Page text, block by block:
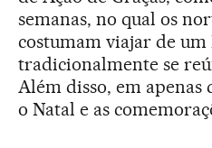
semanas, no qual os
costumam viajar de um
tradicionalmente se
Além disso, em apenas
o Natal e as